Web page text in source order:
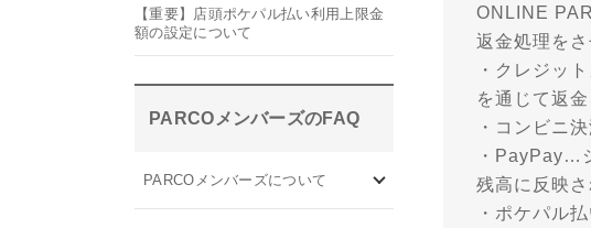
【重要】店頭ポケパル払い利用上限金
額の設定について
PARCOメンバーズのFAQ
PARCOメンバーズについて
ONLINE
返金処理をさ
・クレジッ
を通じて返
・コンビニ
・PayPay…
残高に反映さ
・ポケパル